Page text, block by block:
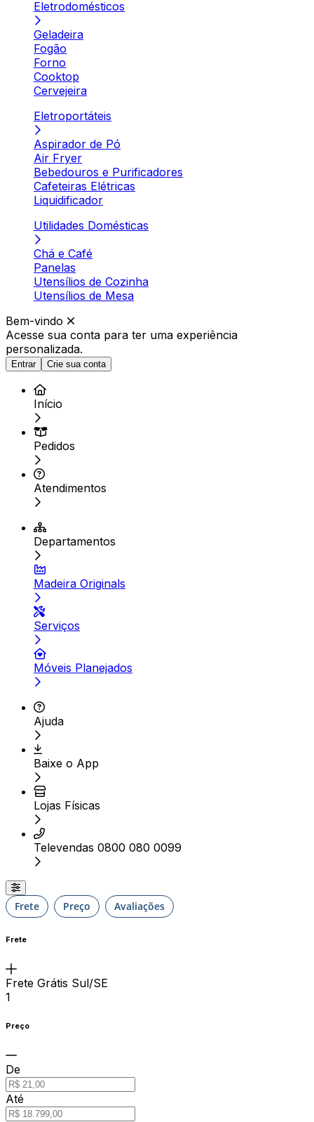
Eletrodomésticos
Geladeira
Fogão
Forno
Cooktop
Cervejeira
Eletroportáteis
Aspirador de Pó
Air Fryer
Bebedouros e Purificadores
Cafeteiras Elétricas
Liquidificador
Utilidades Domésticas
Chá e Café
Panelas
Utensílios de Cozinha
Utensílios de Mesa
Bem-vindo
Acesse sua conta para ter uma experiência
personalizada.
Entrar Crie sua conta
Início
Pedidos
Atendimentos
Departamentos
Madeira Originals
Serviços
Móveis Planejados
Ajuda
Baixe o App
Lojas Físicas
Televendas 0800 080 0099
Frete Preço Avaliações
Frete
Frete Grátis Sul/SE
1
Preço
De
Até